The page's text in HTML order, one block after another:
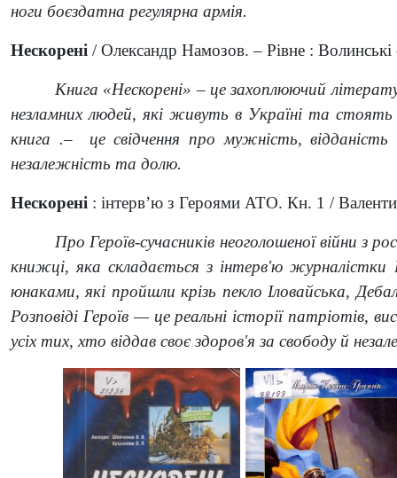
ноги боєздатна регулярна армія.
Нескорені / Олександр Намозов. – Рівне :
Книга «Нескорені» – це захоплюючий
незламних людей, які живуть в Україні та стоять
книга .– це свідчення про мужність,
незалежність та долю.
Нескорені : інтерв’ю з Героями АТО. Кн. 1 /
Про Героїв-сучасників неоголошеної війни з
книжці, яка складається з інтерв'ю
юнаками, які пройшли крізь пекло Іловайська,
Розповіді Героїв — це реальні історії патріотів,
усіх тих, хто віддав своє здоров'я за свободу й